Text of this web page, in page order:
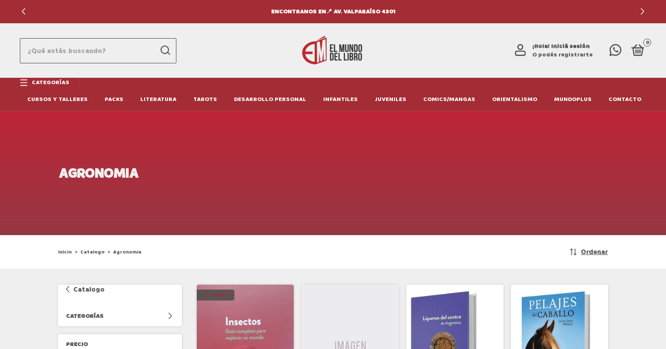
ENCONTRANOS EN📍 AV. VALPARAÍSO 4301
¡Hola! Iniciá sesión
O podés registrarte
0
CATEGORÍAS
CURSOS Y TALLERES
PACKS LITERATURA TAROTS DESARROLLO PERSONAL INFANTILES JUVENILES COMICS/MANGAS ORIENTALISMO MUNDOPLUS CONTACTO
AGRONOMIA
Inicio > Catalogo > Agronomia Ordenar
Catalogo
CATEGORÍAS
PRECIO
GRATIS